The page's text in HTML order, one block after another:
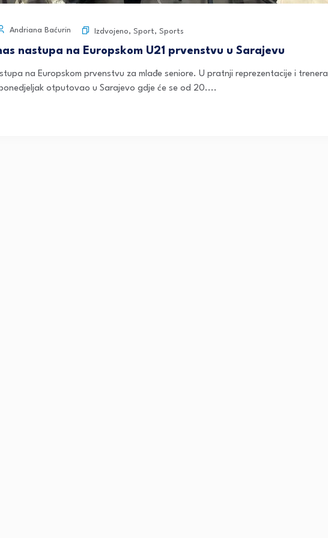
Andriana Baćurin Izdvojeno, Sport, Sports
nastupa na Europskom U21 prvenstvu u Sarajevu
na Europskom prvenstvu za mlađe seniore. U pratnji reprezentacije i trenera
otputovao u Sarajevo gdje će se od 20....